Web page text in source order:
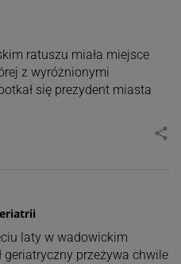
ratuszu miała miejsce
z wyróżnionymi
się prezydent miasta
share
laty w wadowickim
przeżywa chwile